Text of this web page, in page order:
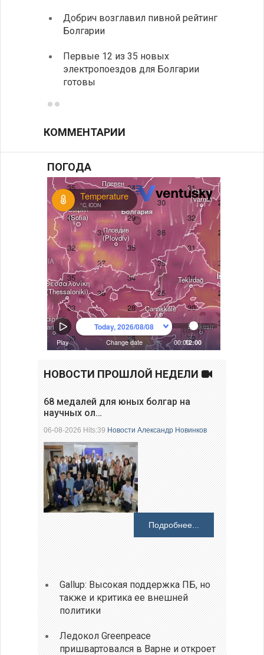
Добрич возглавил пивной рейтинг
Болгарии
Первые 12 из 35 новых
электропоездов для Болгарии
готовы
КОММЕНТАРИИ
ПОГОДА
НОВОСТИ ПРОШЛОЙ НЕДЕЛИ
68 медалей для юных болгар на
научных ол…
06-08-2026 Hits:39Новости Александр Новинков
Подробнее...
Gallup: Высокая поддержка ПБ, но
также и критика ее внешней
политики
Ледокол Greenpeace
пришвартовался в Варне и откроет